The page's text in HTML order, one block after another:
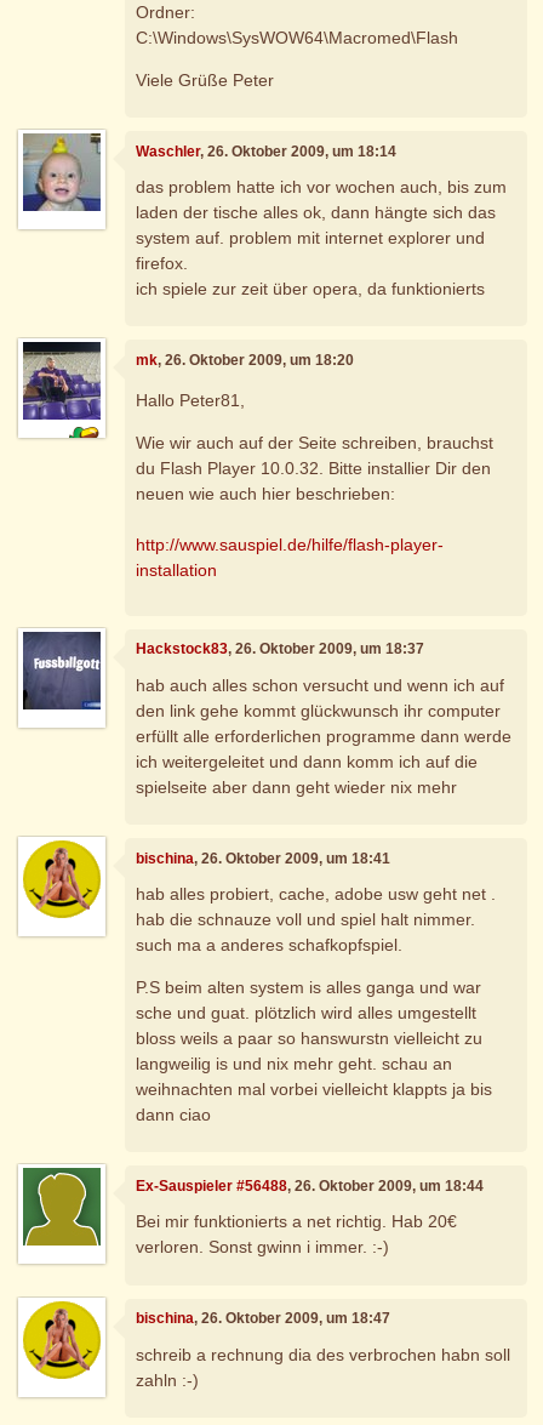
Ordner:
C:\Windows\SysWOW64\Macromed\Flash
Viele Grüße Peter
Waschler, 26. Oktober 2009, um 18:14
das problem hatte ich vor wochen auch, bis zum
laden der tische alles ok, dann hängte sich das
system auf. problem mit internet explorer und
firefox.
ich spiele zur zeit über opera, da funktionierts
mk, 26. Oktober 2009, um 18:20
Hallo Peter81,
Wie wir auch auf der Seite schreiben, brauchst
du Flash Player 10.0.32. Bitte installier Dir den
neuen wie auch hier beschrieben:
http://www.sauspiel.de/hilfe/flash-player-
installation
Hackstock83, 26. Oktober 2009, um 18:37
hab auch alles schon versucht und wenn ich auf
den link gehe kommt glückwunsch ihr computer
erfüllt alle erforderlichen programme dann werde
ich weitergeleitet und dann komm ich auf die
spielseite aber dann geht wieder nix mehr
bischina, 26. Oktober 2009, um 18:41
hab alles probiert, cache, adobe usw geht net .
hab die schnauze voll und spiel halt nimmer.
such ma a anderes schafkopfspiel.
P.S beim alten system is alles ganga und war
sche und guat. plötzlich wird alles umgestellt
bloss weils a paar so hanswurstn vielleicht zu
langweilig is und nix mehr geht. schau an
weihnachten mal vorbei vielleicht klappts ja bis
dann ciao
Ex-Sauspieler #56488, 26. Oktober 2009, um 18:44
Bei mir funktionierts a net richtig. Hab 20€
verloren. Sonst gwinn i immer. :-)
bischina, 26. Oktober 2009, um 18:47
schreib a rechnung dia des verbrochen habn soll
zahln :-)